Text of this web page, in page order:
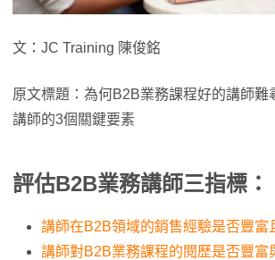
文：JC Training 陳俊銘
原文標題：為何B2B業務課程好的講師難
講師的3個關鍵要素
評估B2B業務講師三指標：
講師在B2B領域的銷售經驗是否豐富
講師對B2B業務課程的閱歷是否豐富